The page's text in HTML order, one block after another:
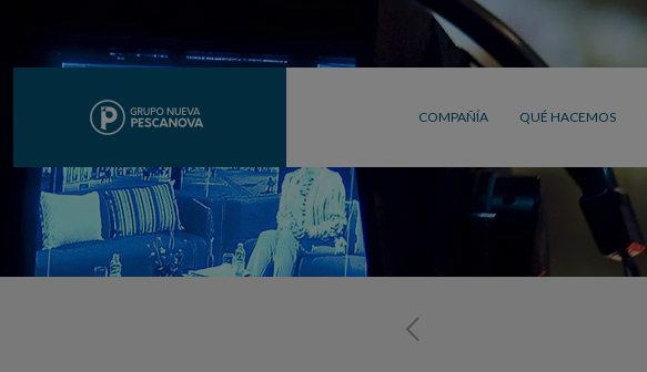
COMPAÑÍA QUÉ HACEMOS